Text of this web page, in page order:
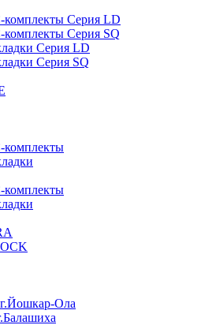
комплекты Серия LD
комплекты Серия SQ
Серия LD
Серия SQ
комплекты
комплекты
Ола